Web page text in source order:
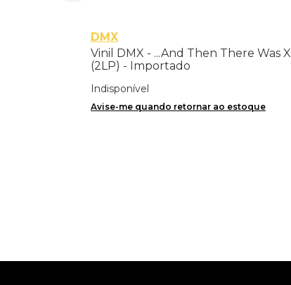
DMX
Vinil DMX - ...And Then There Was X
(2LP) - Importado
Indisponível
Avise-me quando retornar ao estoque